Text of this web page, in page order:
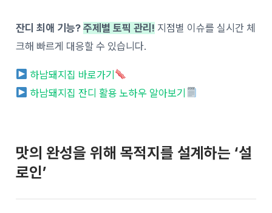
잔디 최애 기능?주제별 토픽 관리! 지점별 이슈를 실시간 체
크해 빠르게 대응할 수 있습니다.
하남돼지집 바로가기
하남돼지집 잔디 활용 노하우 알아보기
맛의 완성을 위해 목적지를 설계하는 ‘설
로인’